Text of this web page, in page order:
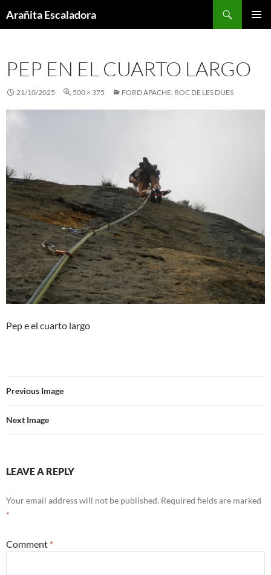
toArañita Escaladora
PEP EN EL CUARTO LARGO
21/10/2025 500 × 375 FORD APACHE. ROC DE LES DUES
Pep e el cuarto largo
Previous Image
Next Image
LEAVE A REPLY
Your email address will not be published. Required fields are marked
*
Comment *